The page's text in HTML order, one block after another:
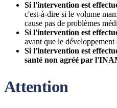
Si l'intervention est
c'est-à-dire si le volume
cause pas de problèmes
Si l'intervention est
avant que le développement
Si l'intervention est
santé non agréé par
Attention